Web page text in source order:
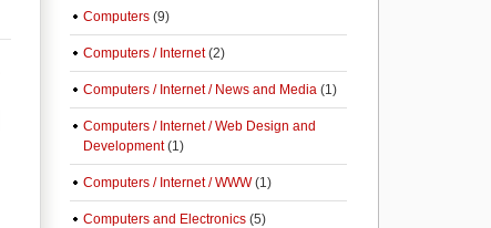
Computers (9)
Computers / Internet(2)
Computers / Internet / News and Media (1)
Computers / Internet / Web Design and
Development(1)
Computers / Internet / WWW(1)
Computers and Electronics (5)